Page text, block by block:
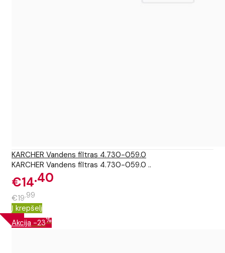
KARCHER Vandens filtras 4.730-059.0
KARCHER Vandens filtras 4.730-059.0 ..
€14 40
€19 99
Į krepšelį
Akcija -23%